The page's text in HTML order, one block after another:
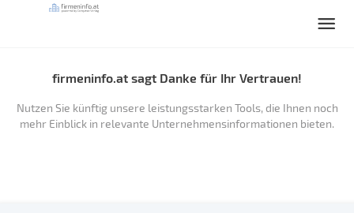
firmeninfo.at sagt Danke für Ihr Vertrauen!
Nutzen Sie künftig unsere leistungsstarken Tools, die Ihnen noch
mehr Einblick in relevante Unternehmensinformationen bieten.